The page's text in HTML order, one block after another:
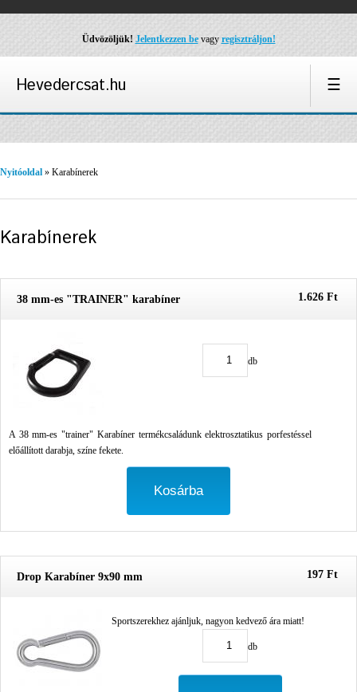
Üdvözöljük! Jelentkezzen bevagy regisztráljon!
Hevedercsat.hu ☰
Nyitóoldal » Karabínerek
Karabínerek
38 mm-es "TRAINER" karabíner 1.626 Ft
A 38 mm-es "trainer" Karabíner termékcsaládunk elektrosztatikus porfestéssel
előállított darabja, színe fekete.
db
Drop Karabíner 9x90 mm 197 Ft
Sportszerekhez ajánljuk, nagyon kedvező ára miatt!
db